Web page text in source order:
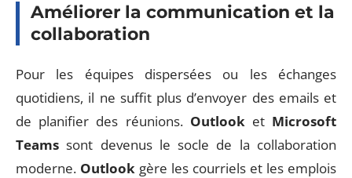
Améliorer la communication et la
collaboration
Pour les équipes dispersées ou les échanges
quotidiens, il ne suffit plus d’envoyer des emails et
de planifier des réunions. Outlooket Microsoft
Teams sont devenus le socle de la collaboration
moderne. Outlook gère les courriels et les emplois